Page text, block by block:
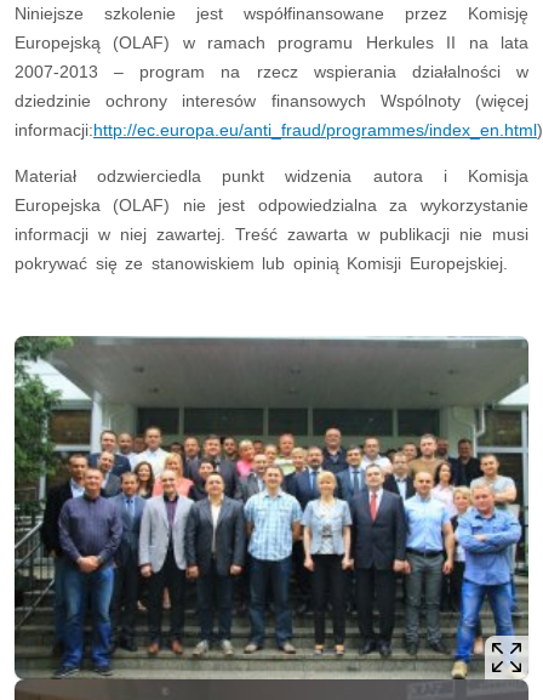
Niniejsze szkolenie jest współfinansowane przez Komisję
Europejską (OLAF) w ramach programu Herkules II na lata
2007-2013 – program na rzecz wspierania działalności w
dziedzinie ochrony interesów finansowych Wspólnoty (więcej
informacji:http://ec.europa.eu/anti_fraud/programmes/index_en.html)
Materiał odzwierciedla punkt widzenia autora i Komisja
Europejska (OLAF) nie jest odpowiedzialna za wykorzystanie
informacji w niej zawartej. Treść zawarta w publikacji nie musi
pokrywać się ze stanowiskiem lub opinią Komisji Europejskiej.